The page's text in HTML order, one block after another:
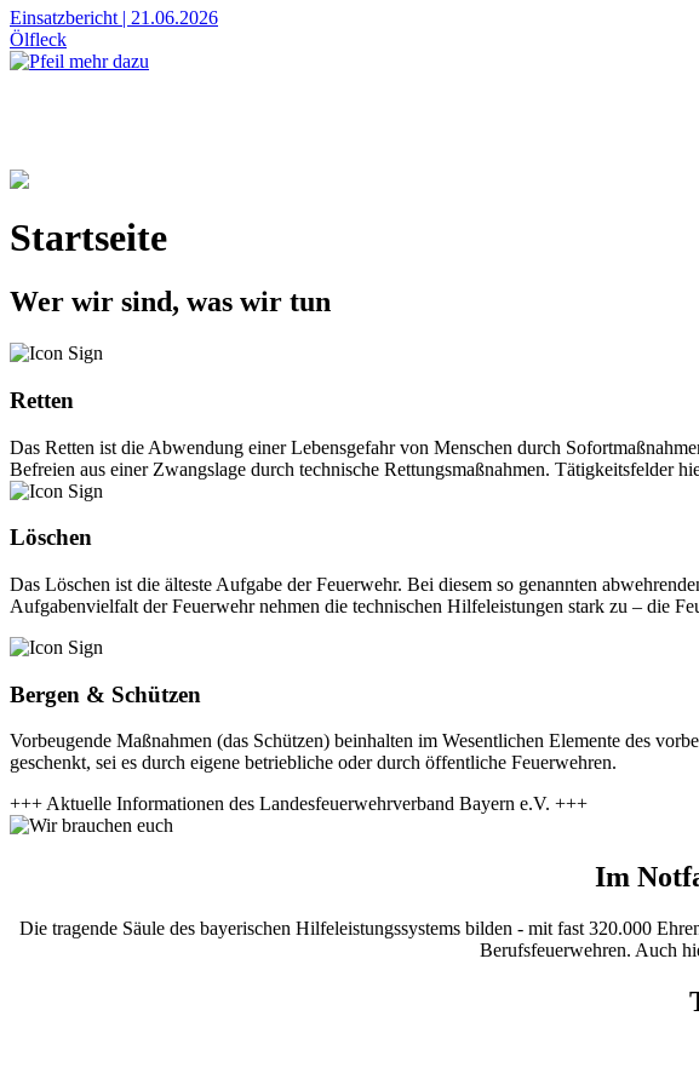
Einsatzbericht| 21.06.2026
Ölfleck
Startseite
Wer wir sind, was wir tun
Retten
Das Retten ist die Abwendung einer Lebensgefahr von Menschen durch
Befreien aus einer Zwangslage durch technische Rettungsmaßnahmen. Tätigkeitsfelder
Löschen
Das Löschen ist die älteste Aufgabe der Feuerwehr. Bei diesem so genannten
Aufgabenvielfalt der Feuerwehr nehmen die technischen Hilfeleistungen stark zu – die
Bergen & Schützen
Vorbeugende Maßnahmen (das Schützen) beinhalten im Wesentlichen Elemente des
geschenkt, sei es durch eigene betriebliche oder durch öffentliche Feuerwehren.
+++ Aktuelle Informationen des Landesfeuerwehrverband Bayern e.V. +++
Im
Die tragende Säule des bayerischen Hilfeleistungssystems bilden - mit fast 320.000
Berufsfeuerwehren. Auch